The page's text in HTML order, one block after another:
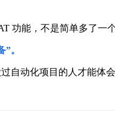
功能，不是简单多了一
。
自动化项目的人才能体会